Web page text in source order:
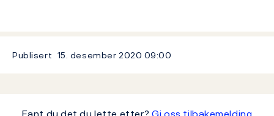
Publisert 15. desember 2020 09:00